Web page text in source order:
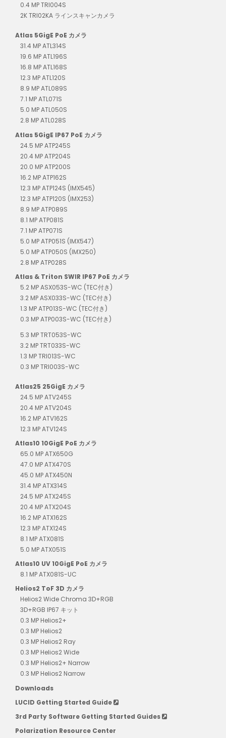
0.4 MP TRI004S
2K TRI02KA ラインスキャンカメラ
Atlas 5GigE PoE カメラ
31.4 MP ATL314S
19.6 MP ATL196S
16.8 MP ATL168S
12.3 MP ATL120S
8.9 MP ATL089S
7.1 MP ATL071S
5.0 MP ATL050S
2.8 MP ATL028S
Atlas 5GigE IP67 PoE カメラ
24.5 MP ATP245S
20.4 MP ATP204S
20.0 MP ATP200S
16.2 MP ATP162S
12.3 MP ATP124S (IMX545)
12.3 MP ATP120S (IMX253)
8.9 MP ATP089S
8.1 MP ATP081S
7.1 MP ATP071S
5.0 MP ATP051S (IMX547)
5.0 MP ATP050S (IMX250)
2.8 MP ATP028S
Atlas & Triton SWIR IP67 PoE カメラ
5.2 MP ASX053S-WC (TEC付き)
3.2 MP ASX033S-WC (TEC付き)
1.3 MP ATP013S-WC (TEC付き)
0.3 MP ATP003S-WC (TEC付き)
5.3 MP TRT053S-WC
3.2 MP TRT033S-WC
1.3 MP TRI013S-WC
0.3 MP TRI003S-WC
Atlas25 25GigE カメラ
24.5 MP ATV245S
20.4 MP ATV204S
16.2 MP ATV162S
12.3 MP ATV124S
Atlas10 10GigE PoE カメラ
65.0 MP ATX650G
47.0 MP ATX470S
45.0 MP ATX450N
31.4 MP ATX314S
24.5 MP ATX245S
20.4 MP ATX204S
16.2 MP ATX162S
12.3 MP ATX124S
8.1 MP ATX081S
5.0 MP ATX051S
Atlas10 UV 10GigE PoE カメラ
8.1 MP ATX081S-UC
Helios2 ToF 3D カメラ
Helios2 Wide Chroma 3D+RGB
3D+RGB IP67 キット
0.3 MP Helios2+
0.3 MP Helios2
0.3 MP Helios2 Ray
0.3 MP Helios2 Wide
0.3 MP Helios2+ Narrow
0.3 MP Helios2 Narrow
Downloads
LUCID Getting Started Guide
3rd Party Software Getting Started Guides
Polarization Resource Center